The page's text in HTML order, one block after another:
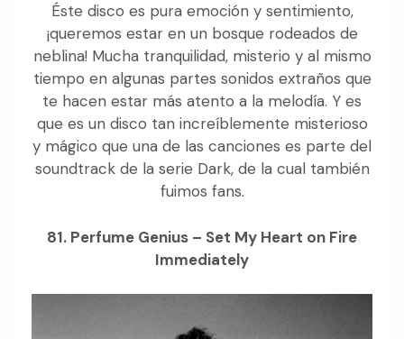
Éste disco es pura emoción y sentimiento,
¡queremos estar en un bosque rodeados de
neblina! Mucha tranquilidad, misterio y al mismo
tiempo en algunas partes sonidos extraños que
te hacen estar más atento a la melodía. Y es
que es un disco tan increíblemente misterioso
y mágico que una de las canciones es parte del
soundtrack de la serie Dark, de la cual también
fuimos fans.
81. Perfume Genius – Set My Heart on Fire
Immediately